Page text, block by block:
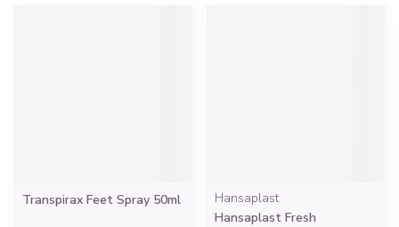
Transpirax Feet Spray 50ml
Hansaplast
Hansaplast Fresh